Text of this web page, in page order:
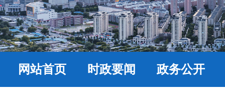
网站首页 时政要闻 政务公开